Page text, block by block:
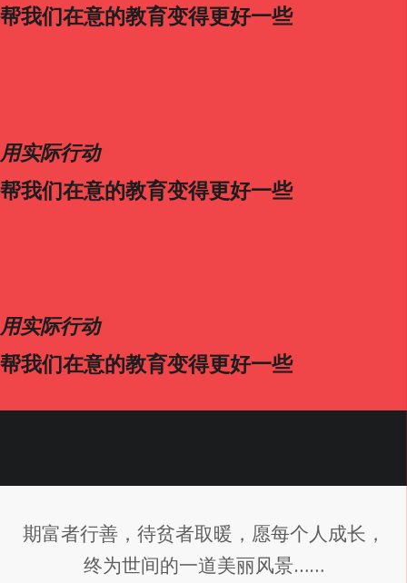
帮我们在意的教育变得更好一些
用实际行动
帮我们在意的教育变得更好一些
用实际行动
帮我们在意的教育变得更好一些
期富者行善，待贫者取暖，愿每个人成长，
终为世间的一道美丽风景……